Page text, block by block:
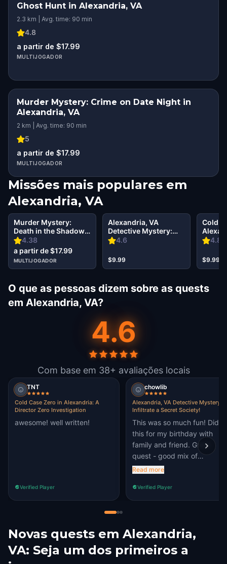
Ghost Hunt in Alexandria, VA
2.3 km | Avg. time: 90 min
4.8
a partir de $17.99
MULTIJOGADOR
Murder Mystery: Crime on Date Night in
Alexandria, VA
2 km | Avg. time: 90 min
5
a partir de $17.99
MULTIJOGADOR
Missões mais populares em
Alexandria, VA
4.38
Murder Mystery:
Death in the Shadows
in Alexandria, VA
a partir de $17.99
MULTIJOGADOR
4.6
Alexandria, VA
Detective Mystery:
Infiltrate a Secret
$9.99
4.8
Cold
Zero
$9.99
O que as pessoas dizem sobre as quests
em Alexandria, VA?
4.6
Com base em 38+ avaliações locais
TNT
Cold Case Zero in Alexandria: A
Director Zero Investigation
awesome! well written!
Verified Player
chowlib
Alexandria, VA Detective Mystery:
Infiltrate a Secret Society!
This was so much fun! Did
this for my birthday with
family and friend. Great
quest - good mix of
challenges. Excellent
get some walking steps in
🚶🏾‍♀️.
Read more
Verified Player
Novas quests em Alexandria,
VA: Seja um dos primeiros a